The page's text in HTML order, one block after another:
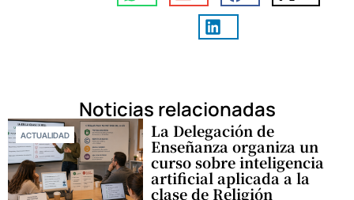
Noticias relacionadas
ACTUALIDAD La Delegación de
Enseñanza organiza un
curso sobre inteligencia
artificial aplicada a la
clase de Religión